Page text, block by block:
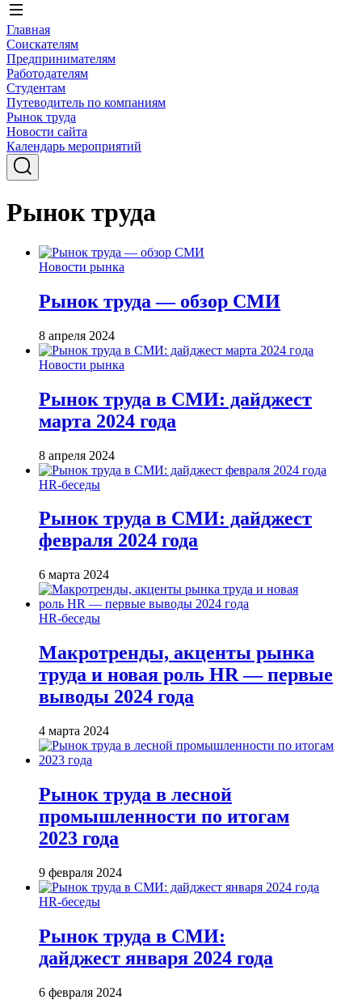
Главная
Соискателям
Предпринимателям
Работодателям
Студентам
Путеводитель по компаниям
Рынок труда
Новости сайта
Календарь мероприятий
Рынок труда
Новости рынка
Рынок труда — обзор СМИ
8 апреля 2024
Новости рынка
Рынок труда в СМИ: дайджест
марта 2024 года
8 апреля 2024
HR-беседы
Рынок труда в СМИ: дайджест
февраля 2024 года
6 марта 2024
HR-беседы
Макротренды, акценты рынка
труда и новая роль HR — первые
выводы 2024 года
4 марта 2024
Рынок труда в лесной
промышленности по итогам
2023 года
9 февраля 2024
HR-беседы
Рынок труда в СМИ:
дайджест января 2024 года
6 февраля 2024